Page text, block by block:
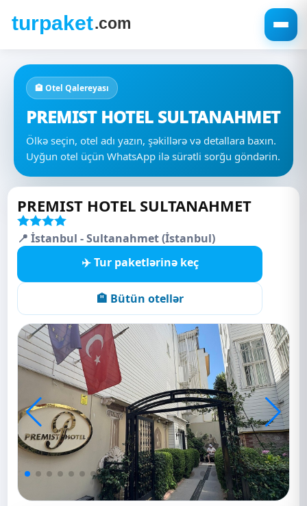
🏨 Otel Qalereyası
PREMIST HOTEL SULTANAHMET
Ölkə seçin, otel adı yazın, şəkillərə və detallara baxın.
Uyğun otel üçün WhatsApp ilə sürətli sorğu göndərin.
PREMIST HOTEL SULTANAHMET
📍 İstanbul - Sultanahmet (İstanbul)
✈️ Tur paketlərinə keç
🏨 Bütün otellər